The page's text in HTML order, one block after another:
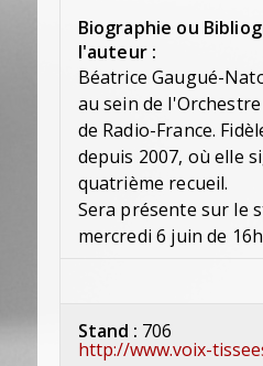
Biographie ou
l'auteur :
Béatrice Gaugué-
au sein de
de Radio-France.
depuis 2007, où elle
quatrième recueil.
Sera présente sur le
mercredi 6 juin de
Stand : 706
http://www.voix-